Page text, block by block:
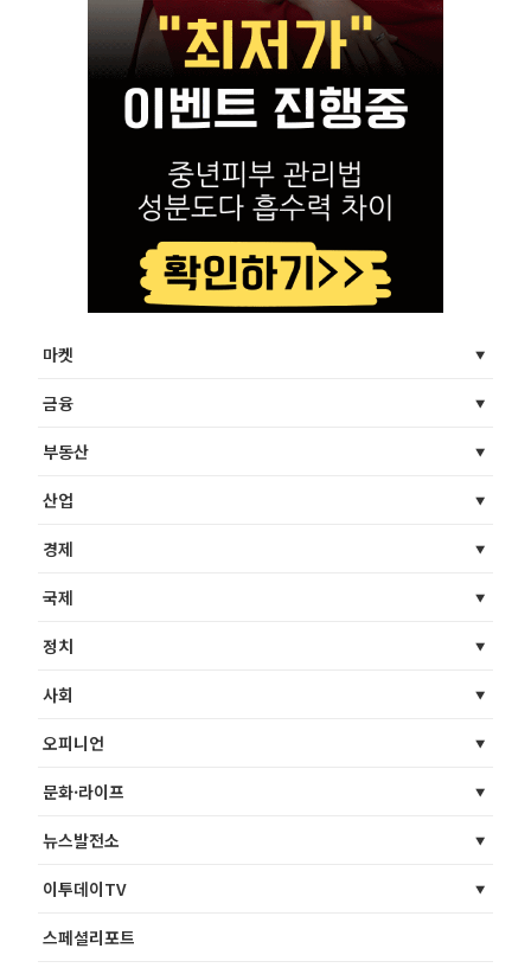
마켓
금융
부동산
산업
경제
국제
정치
사회
오피니언
문화·라이프
뉴스발전소
이투데이TV
스페셜리포트